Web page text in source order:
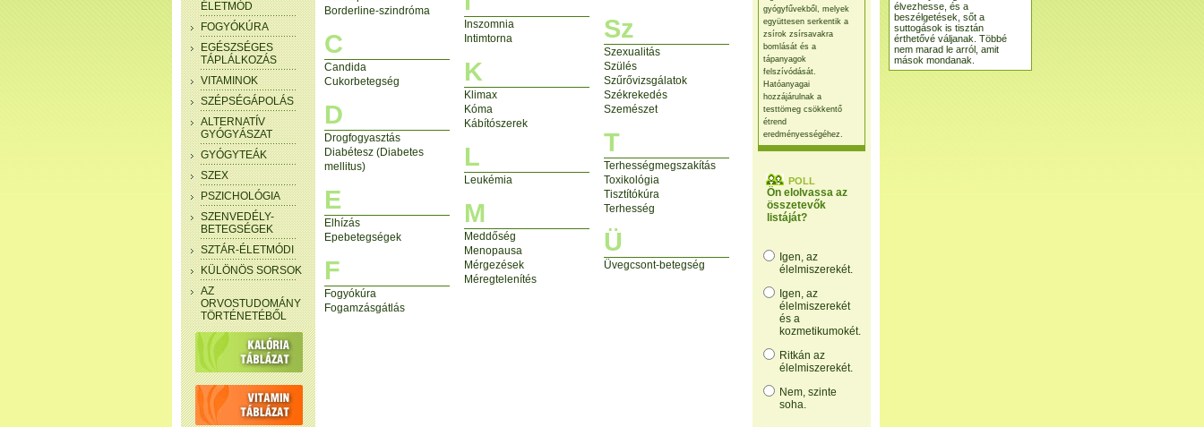
gyógyfűvekből, melyek
együttesen serkentik a
zsírok zsírsavakra
bomlását és a
tápanyagok
felszívódását.
Hatóanyagai
hozzájárulnak a
testtömeg csökkentő
étrend
eredményességéhez.
POLL
Ön elolvassa az
összetevők
listáját?
Igen, az
élelmiszerekét.
Igen, az
élelmiszerekét
és a
kozmetikumokét.
Ritkán az
élelmiszerekét.
Nem, szinte
soha.
ÉLETMÓD
FOGYÓKÚRA
EGÉSZSÉGES
TÁPLÁLKOZÁS
VITAMINOK
SZÉPSÉGÁPOLÁS
ALTERNATÍV
GYÓGYÁSZAT
GYÓGYTEÁK
SZEX
PSZICHOLÓGIA
SZENVEDÉLY-
BETEGSÉGEK
SZTÁR-ÉLETMÓDI
KÜLÖNÖS SORSOK
AZ
ORVOSTUDOMÁNY
TÖRTÉNETÉBŐL
Borderline-szindróma
C
Candida
Cukorbetegség
D
Drogfogyasztás
Diabétesz (Diabetes
mellitus)
E
Elhízás
Epebetegségek
F
Fogyókúra
Fogamzásgátlás
Inszomnia
Intimtorna
K
Klimax
Kóma
Kábítószerek
L
Leukémia
M
Meddőség
Menopausa
Mérgezések
Méregtelenítés
Sz
Szexualitás
Szülés
Szűrővizsgálatok
Székrekedés
Szemészet
T
Terhességmegszakítás
Toxikológia
Tisztítókúra
Terhesség
Ü
Üvegcsont-betegség
élvezhesse, és a
beszélgetések, sőt a
suttogások is tisztán
érthetővé váljanak. Többé
nem marad le arról, amit
mások mondanak.